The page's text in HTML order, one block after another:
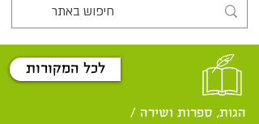
לכל המקורות
הגות, ספרות ושירה /